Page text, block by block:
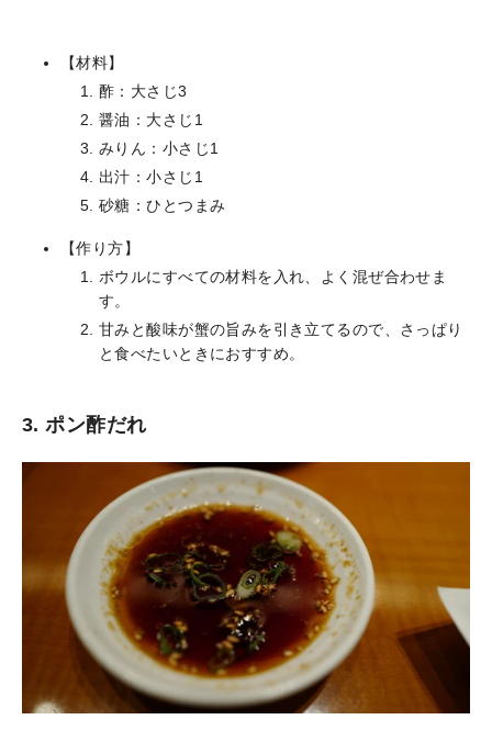
【材料】
酢：大さじ3
醤油：大さじ1
みりん：小さじ1
出汁：小さじ1
砂糖：ひとつまみ
【作り方】
ボウルにすべての材料を入れ、よく混ぜ合わせま
す。
甘みと酸味が蟹の旨みを引き立てるので、さっぱり
と食べたいときにおすすめ。
3. ポン酢だれ